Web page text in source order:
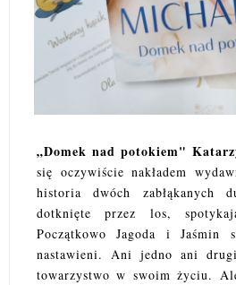
„Domek nad potokiem"
się oczywiście nakładem
historia dwóch zabłąkanych
dotknięte przez los,
Początkowo Jagoda i Jaśmin
nastawieni. Ani jedno ani
towarzystwo w swoim życiu.